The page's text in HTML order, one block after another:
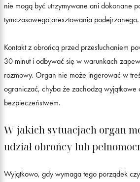
nie mogą być utrzymywane ani dokonane
tymczasowego aresztowania podejrzanego.
Kontakt z obrońcą przed przesłuchaniem
30 minut i odbywać się w warunkach
rozmowy. Organ nie może ingerować w
ograniczać, chyba że zachodzą wyjątkowe
bezpieczeństwem.
W jakich sytuacjach organ
udział obrońcy lub
Wyjątkowo, gdy wymaga tego porządek